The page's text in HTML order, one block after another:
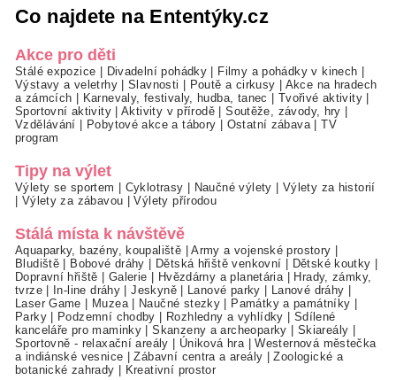
Co najdete na Ententýky.cz
Akce pro děti
Stálé expozice | Divadelní pohádky | Filmy a pohádky v kinech |
Výstavy a veletrhy|Slavnosti | Poutě a cirkusy | Akce na hradech
a zámcích | Karnevaly, festivaly, hudba, tanec | Tvořivé aktivity |
Sportovní aktivity|Aktivity v přírodě |Soutěže, závody, hry |
Vzdělávání | Pobytové akce a tábory | Ostatní zábava |TV
program
Tipy na výlet
Výlety se sportem | Cyklotrasy | Naučné výlety | Výlety za historií
| Výlety za zábavou |Výlety přírodou
Stálá místa k návštěvě
Aquaparky, bazény, koupaliště |Army a vojenské prostory |
Bludiště | Bobové dráhy | Dětská hřiště venkovní | Dětské koutky |
Dopravní hřiště | Galerie | Hvězdárny a planetária | Hrady, zámky,
tvrze| In-line dráhy |Jeskyně| Lanové parky | Lanové dráhy |
Laser Game | Muzea| Naučné stezky | Památky a památníky |
Parky| Podzemní chodby | Rozhledny a vyhlídky | Sdílené
kanceláře pro maminky |Skanzeny a archeoparky | Skiareály |
Sportovně - relaxační areály | Úniková hra |Westernová městečka
a indiánské vesnice |Zábavní centra a areály |Zoologické a
botanické zahrady | Kreativní prostor